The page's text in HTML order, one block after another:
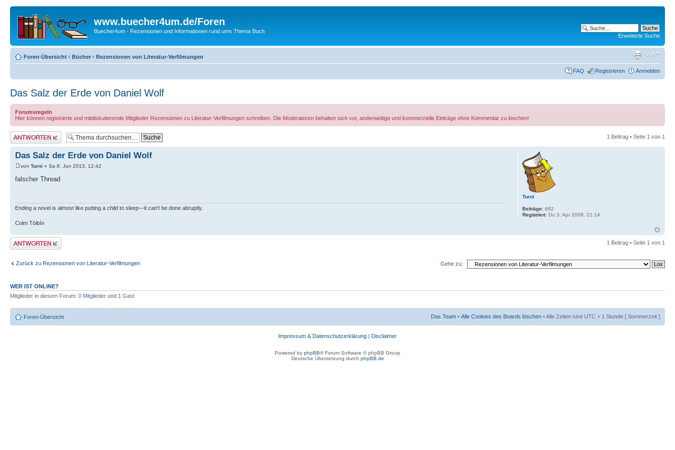
www.buecher4um.de/Foren
Buecher4um - Rezensionen und Informationen rund ums Thema Buch
Erweiterte Suche
Foren-Übersicht ‹ Bücher ‹ Rezensionen von Literatur-Verfilmungen
FAQ Registrieren Anmelden
Das Salz der Erde von Daniel Wolf
Forumsregeln
Hier können registrierte und mitdiskutierende Mitglieder Rezensionen zu Literatur-Verfilmungen schreiben. Die Moderatoren behalten sich vor, anderweitige und kommerzielle Einträge ohne Kommentar zu löschen!
Antwort erstellen 1 Beitrag • Seite 1 von 1
Das Salz der Erde von Daniel Wolf
von Turni » Sa 8. Jun 2013, 12:42
falscher Thread
Ending a novel is almost like putting a child to sleep—it can't be done abruptly.
Colm Tóibín
Turni
Beiträge: 682
Registriert: Do 3. Apr 2008, 21:14
Antwort erstellen 1 Beitrag • Seite 1 von 1
Zurück zu Rezensionen von Literatur-Verfilmungen Gehe zu:
WER IST ONLINE?
Mitglieder in diesem Forum: 0 Mitglieder und 1 Gast
Foren-Übersicht Das Team • Alle Cookies des Boards löschen • Alle Zeiten sind UTC + 1 Stunde [ Sommerzeit ]
Impressum & Datenschutzerklärung | Disclaimer
Powered by phpBB® Forum Software © phpBB Group
Deutsche Übersetzung durch phpBB.de